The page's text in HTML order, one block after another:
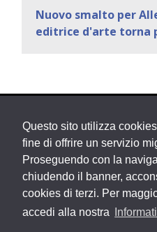
Questo sito utilizza
fine di offrire un servizio
Proseguendo con la
chiudendo il banner,
cookies di terzi. Per
accedi alla nostra
Nuovo smalto per
editrice d'arte torna